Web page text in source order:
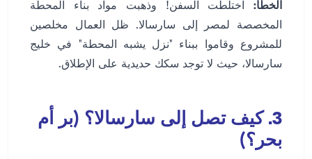
الخطأ: اختلطت السفن! وذهبت مواد بناء المحطة
المخصصة لمصر إلى سارسالا. ظل العمال مخلصين
للمشروع وقاموا ببناء "نزل يشبه المحطة" في خليج
سارسالا، حيث لا توجد سكك حديدية على الإطلاق.
3. كيف تصل إلى سارسالا؟ (بر أم
بحر؟)